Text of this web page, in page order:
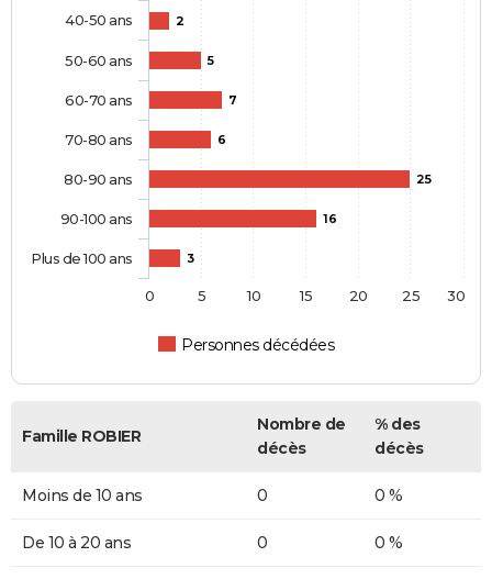
2
5
7
6
25
16
3
Personnes décédées
40-50 ans
50-60 ans
60-70 ans
70-80 ans
80-90 ans
90-100 ans
Plus de 100 ans
0 5 10 15 20 25 30
Famille ROBIER
Nombre de
décès
% des
décès
Moins de 10 ans 0 0 %
De 10 à 20 ans 0 0 %